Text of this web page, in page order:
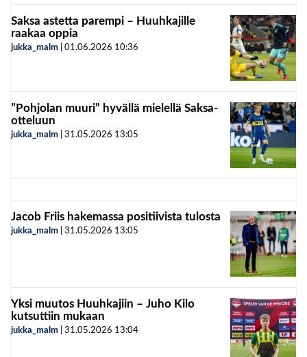
Saksa astetta parempi – Huuhkajille
raakaa oppia
jukka_malm 01.06.2026 10:36
”Pohjolan muuri” hyvällä mielellä Saksa-
otteluun
jukka_malm 31.05.2026 13:05
Jacob Friis hakemassa positiivista tulosta
jukka_malm 31.05.2026 13:05
Yksi muutos Huuhkajiin – Juho Kilo
kutsuttiin mukaan
jukka_malm 31.05.2026 13:04